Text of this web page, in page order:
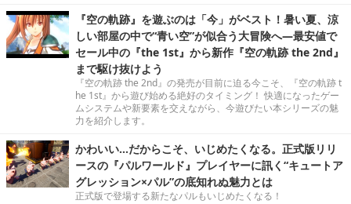
『空の軌跡』を遊ぶのは「今」がベスト！暑い夏、涼
しい部屋の中で“青い空”が似合う大冒険へ―最安値で
セール中の『the 1st』から新作『空の軌跡 the 2nd』
まで駆け抜けよう
『空の軌跡 the 2nd』の発売が目前に迫る今こそ、『空の軌跡 t
he 1st』から遊び始める絶好のタイミング！ 快適になったゲー
ムシステムや新要素を交えながら、今遊びたい本シリーズの魅
力を紹介します。
かわいい…だからこそ、いじめたくなる。正式版リリ
ースの『パルワールド』プレイヤーに訊く“キュートア
グレッション×パル”の底知れぬ魅力とは
正式版で登場する新たなパルもいじめたくなる！